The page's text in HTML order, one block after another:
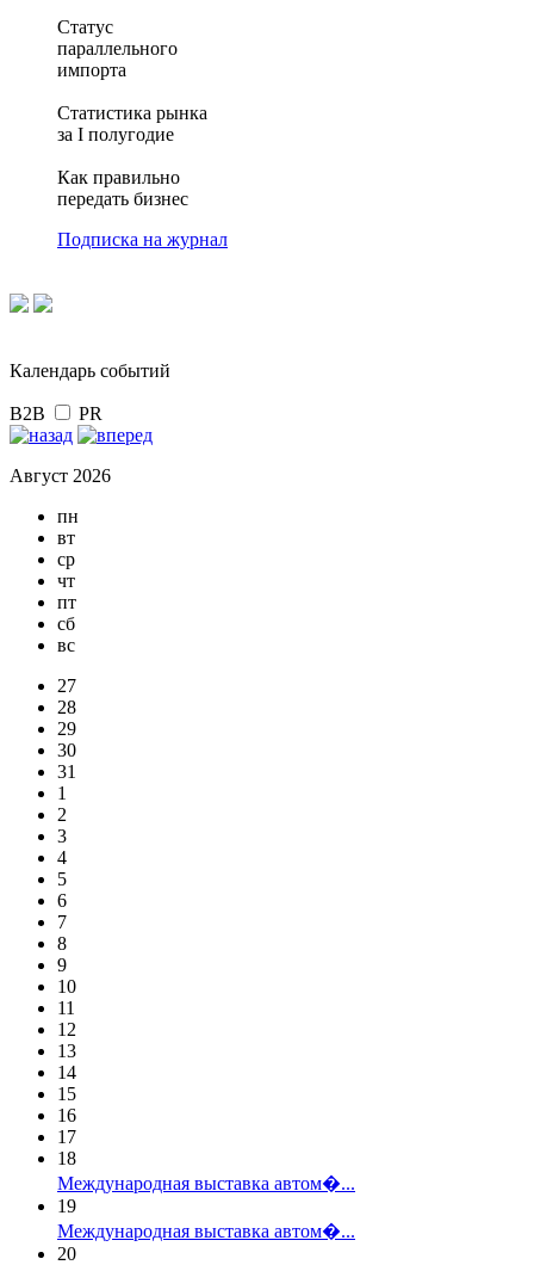
Статус
параллельного
импорта
Статистика рынка
за I полугодие
Как правильно
передать бизнес
Подписка на журнал
Календарь событий
B2B PR
Август 2026
пн
вт
ср
чт
пт
сб
вс
27
28
29
30
31
1
2
3
4
5
6
7
8
9
10
11
12
13
14
15
16
17
18
Международная выставка автом�...
19
Международная выставка автом�...
20